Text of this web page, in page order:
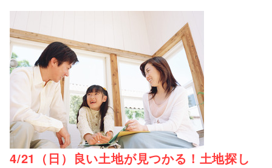
4/21（日）良い土地が見つかる！土地探し